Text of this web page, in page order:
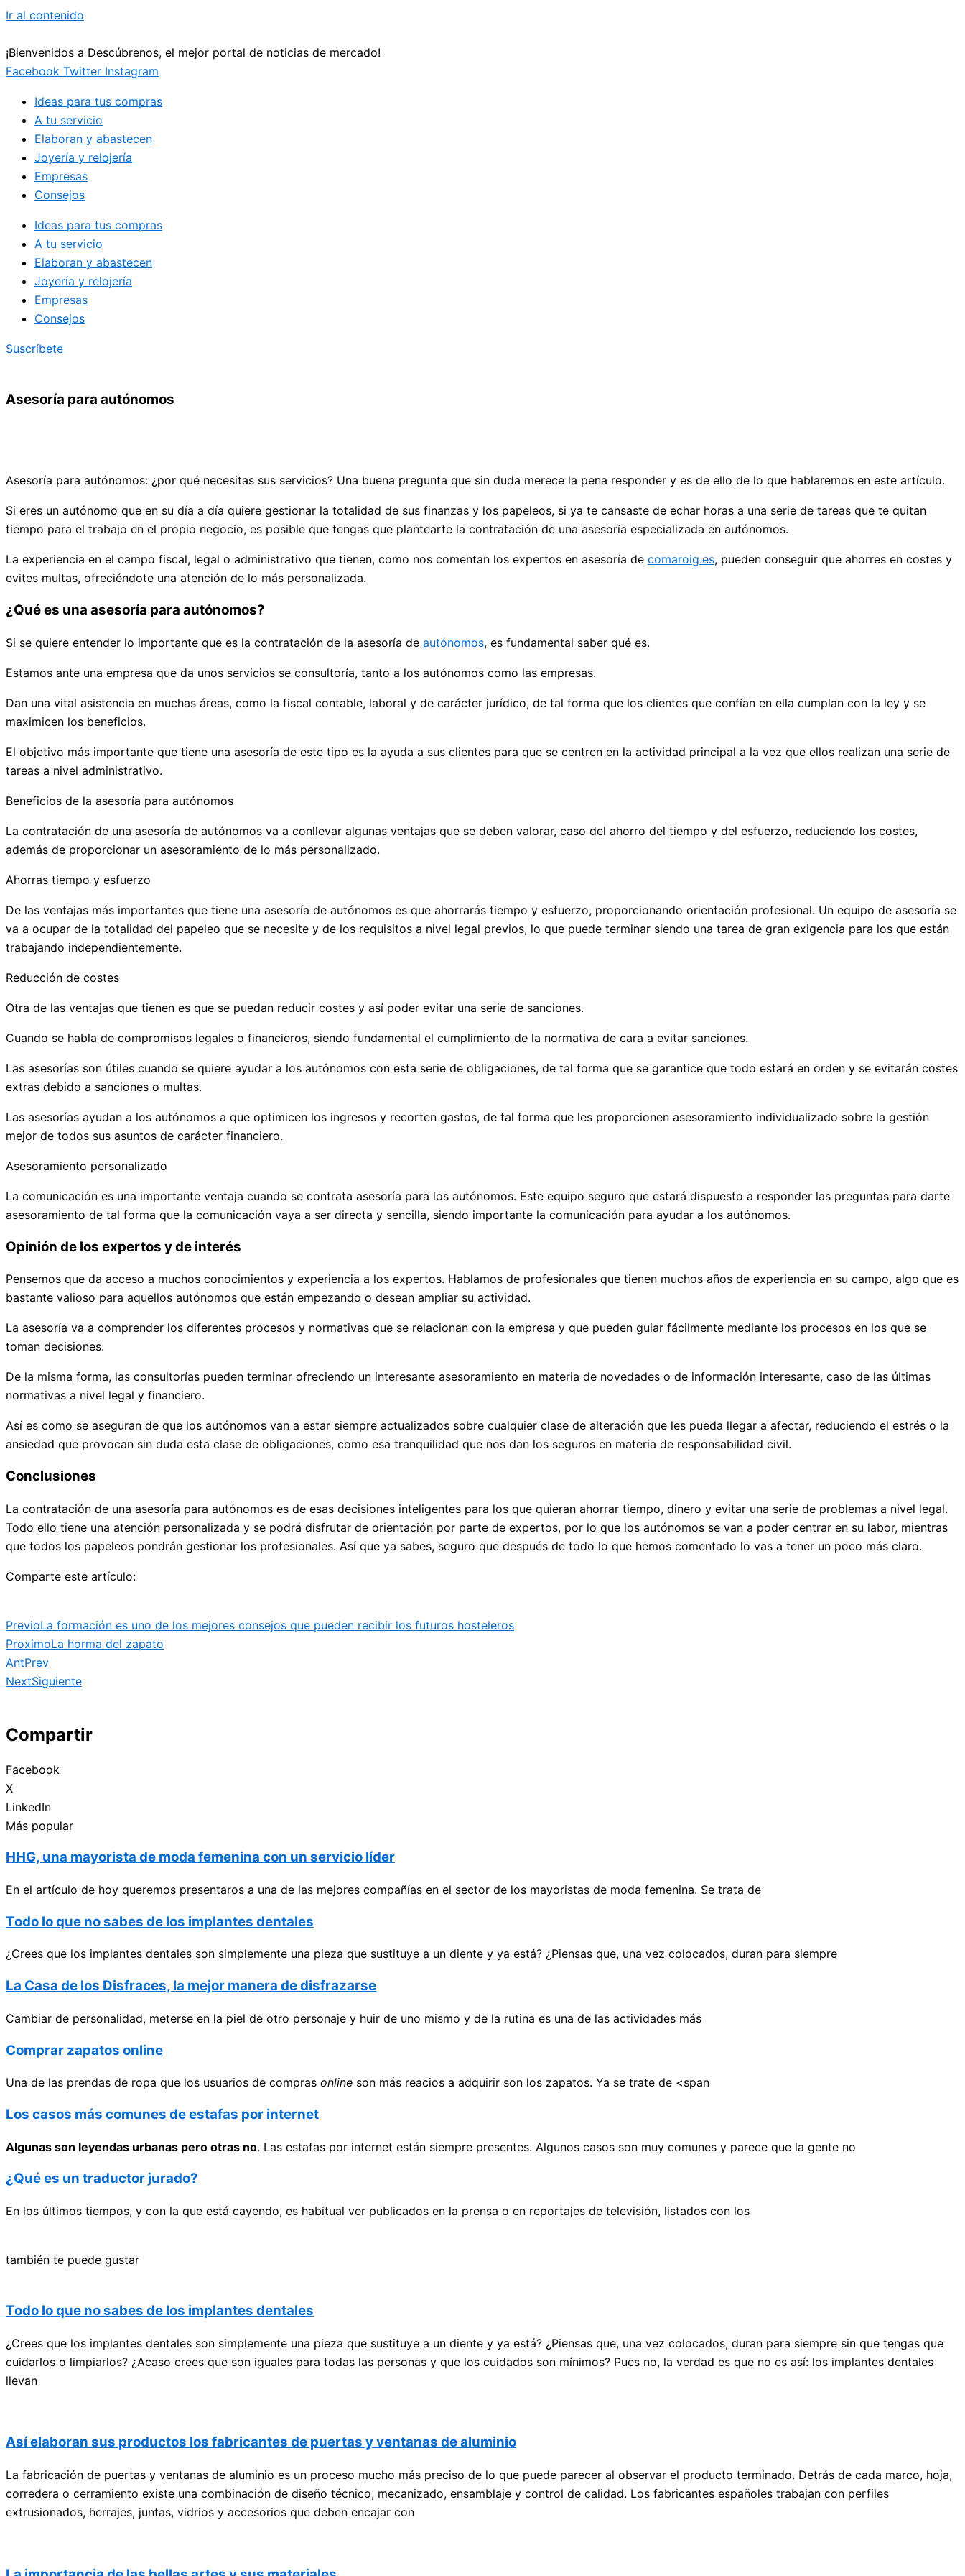
Ir al contenido
¡Bienvenidos a Descúbrenos, el mejor portal de noticias de mercado!
Facebook Twitter Instagram
Ideas para tus compras
A tu servicio
Elaboran y abastecen
Joyería y relojería
Empresas
Consejos
Ideas para tus compras
A tu servicio
Elaboran y abastecen
Joyería y relojería
Empresas
Consejos
Suscríbete
Asesoría para autónomos
Asesoría para autónomos: ¿por qué necesitas sus servicios? Una buena pregunta que sin duda merece la pena responder y es de ello de lo que hablaremos en este artículo.
Si eres un autónomo que en su día a día quiere gestionar la totalidad de sus finanzas y los papeleos, si ya te cansaste de echar horas a una serie de tareas que te quitan
tiempo para el trabajo en el propio negocio, es posible que tengas que plantearte la contratación de una asesoría especializada en autónomos.
La experiencia en el campo fiscal, legal o administrativo que tienen, como nos comentan los expertos en asesoría de comaroig.es, pueden conseguir que ahorres en costes y
evites multas, ofreciéndote una atención de lo más personalizada.
¿Qué es una asesoría para autónomos?
Si se quiere entender lo importante que es la contratación de la asesoría de autónomos, es fundamental saber qué es.
Estamos ante una empresa que da unos servicios se consultoría, tanto a los autónomos como las empresas.
Dan una vital asistencia en muchas áreas, como la fiscal contable, laboral y de carácter jurídico, de tal forma que los clientes que confían en ella cumplan con la ley y se
maximicen los beneficios.
El objetivo más importante que tiene una asesoría de este tipo es la ayuda a sus clientes para que se centren en la actividad principal a la vez que ellos realizan una serie de
tareas a nivel administrativo.
Beneficios de la asesoría para autónomos
La contratación de una asesoría de autónomos va a conllevar algunas ventajas que se deben valorar, caso del ahorro del tiempo y del esfuerzo, reduciendo los costes,
además de proporcionar un asesoramiento de lo más personalizado.
Ahorras tiempo y esfuerzo
De las ventajas más importantes que tiene una asesoría de autónomos es que ahorrarás tiempo y esfuerzo, proporcionando orientación profesional. Un equipo de asesoría se
va a ocupar de la totalidad del papeleo que se necesite y de los requisitos a nivel legal previos, lo que puede terminar siendo una tarea de gran exigencia para los que están
trabajando independientemente.
Reducción de costes
Otra de las ventajas que tienen es que se puedan reducir costes y así poder evitar una serie de sanciones.
Cuando se habla de compromisos legales o financieros, siendo fundamental el cumplimiento de la normativa de cara a evitar sanciones.
Las asesorías son útiles cuando se quiere ayudar a los autónomos con esta serie de obligaciones, de tal forma que se garantice que todo estará en orden y se evitarán costes
extras debido a sanciones o multas.
Las asesorías ayudan a los autónomos a que optimicen los ingresos y recorten gastos, de tal forma que les proporcionen asesoramiento individualizado sobre la gestión
mejor de todos sus asuntos de carácter financiero.
Asesoramiento personalizado
La comunicación es una importante ventaja cuando se contrata asesoría para los autónomos. Este equipo seguro que estará dispuesto a responder las preguntas para darte
asesoramiento de tal forma que la comunicación vaya a ser directa y sencilla, siendo importante la comunicación para ayudar a los autónomos.
Opinión de los expertos y de interés
Pensemos que da acceso a muchos conocimientos y experiencia a los expertos. Hablamos de profesionales que tienen muchos años de experiencia en su campo, algo que es
bastante valioso para aquellos autónomos que están empezando o desean ampliar su actividad.
La asesoría va a comprender los diferentes procesos y normativas que se relacionan con la empresa y que pueden guiar fácilmente mediante los procesos en los que se
toman decisiones.
De la misma forma, las consultorías pueden terminar ofreciendo un interesante asesoramiento en materia de novedades o de información interesante, caso de las últimas
normativas a nivel legal y financiero.
Así es como se aseguran de que los autónomos van a estar siempre actualizados sobre cualquier clase de alteración que les pueda llegar a afectar, reduciendo el estrés o la
ansiedad que provocan sin duda esta clase de obligaciones, como esa tranquilidad que nos dan los seguros en materia de responsabilidad civil.
Conclusiones
La contratación de una asesoría para autónomos es de esas decisiones inteligentes para los que quieran ahorrar tiempo, dinero y evitar una serie de problemas a nivel legal.
Todo ello tiene una atención personalizada y se podrá disfrutar de orientación por parte de expertos, por lo que los autónomos se van a poder centrar en su labor, mientras
que todos los papeleos pondrán gestionar los profesionales. Así que ya sabes, seguro que después de todo lo que hemos comentado lo vas a tener un poco más claro.
Comparte este artículo:
PrevioLa formación es uno de los mejores consejos que pueden recibir los futuros hosteleros
ProximoLa horma del zapato
AntPrev
NextSiguiente
Compartir
Facebook
X
LinkedIn
Más popular
HHG, una mayorista de moda femenina con un servicio líder
En el artículo de hoy queremos presentaros a una de las mejores compañías en el sector de los mayoristas de moda femenina. Se trata de
Todo lo que no sabes de los implantes dentales
¿Crees que los implantes dentales son simplemente una pieza que sustituye a un diente y ya está? ¿Piensas que, una vez colocados, duran para siempre
La Casa de los Disfraces, la mejor manera de disfrazarse
Cambiar de personalidad, meterse en la piel de otro personaje y huir de uno mismo y de la rutina es una de las actividades más
Comprar zapatos online
Una de las prendas de ropa que los usuarios de compras online son más reacios a adquirir son los zapatos. Ya se trate de <span
Los casos más comunes de estafas por internet
Algunas son leyendas urbanas pero otras no. Las estafas por internet están siempre presentes. Algunos casos son muy comunes y parece que la gente no
¿Qué es un traductor jurado?
En los últimos tiempos, y con la que está cayendo, es habitual ver publicados en la prensa o en reportajes de televisión, listados con los
también te puede gustar
Todo lo que no sabes de los implantes dentales
¿Crees que los implantes dentales son simplemente una pieza que sustituye a un diente y ya está? ¿Piensas que, una vez colocados, duran para siempre sin que tengas que
cuidarlos o limpiarlos? ¿Acaso crees que son iguales para todas las personas y que los cuidados son mínimos? Pues no, la verdad es que no es así: los implantes dentales
llevan
Así elaboran sus productos los fabricantes de puertas y ventanas de aluminio
La fabricación de puertas y ventanas de aluminio es un proceso mucho más preciso de lo que puede parecer al observar el producto terminado. Detrás de cada marco, hoja,
corredera o cerramiento existe una combinación de diseño técnico, mecanizado, ensamblaje y control de calidad. Los fabricantes españoles trabajan con perfiles
extrusionados, herrajes, juntas, vidrios y accesorios que deben encajar con